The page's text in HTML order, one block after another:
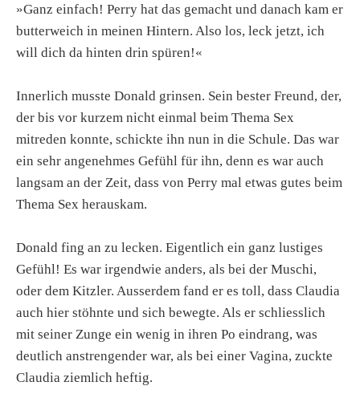
»Ganz einfach! Perry hat das gemacht und danach kam er
butterweich in meinen Hintern. Also los, leck jetzt, ich
will dich da hinten drin spüren!«
Innerlich musste Donald grinsen. Sein bester Freund, der,
der bis vor kurzem nicht einmal beim Thema Sex
mitreden konnte, schickte ihn nun in die Schule. Das war
ein sehr angenehmes Gefühl für ihn, denn es war auch
langsam an der Zeit, dass von Perry mal etwas gutes beim
Thema Sex herauskam.
Donald fing an zu lecken. Eigentlich ein ganz lustiges
Gefühl! Es war irgendwie anders, als bei der Muschi,
oder dem Kitzler. Ausserdem fand er es toll, dass Claudia
auch hier stöhnte und sich bewegte. Als er schliesslich
mit seiner Zunge ein wenig in ihren Po eindrang, was
deutlich anstrengender war, als bei einer Vagina, zuckte
Claudia ziemlich heftig.